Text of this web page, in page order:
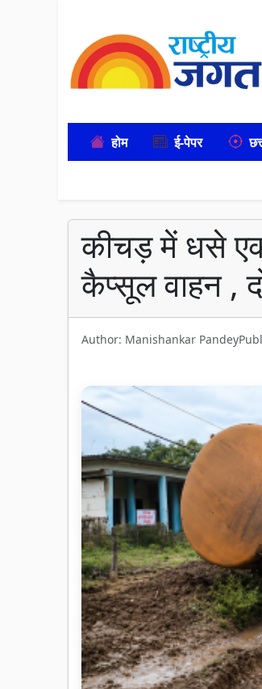
होम ई-पेपर
कीचड़ में धसे
कैप्सूल वाहन ,
Author: Manishankar Pandey